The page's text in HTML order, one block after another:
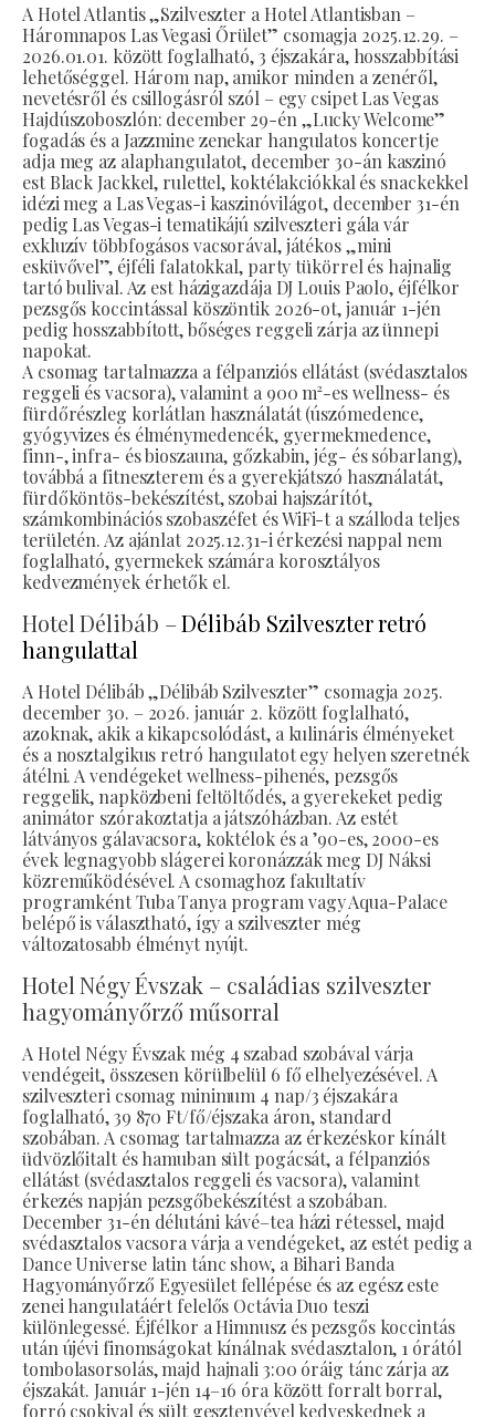
A Hotel Atlantis „Szilveszter a Hotel Atlantisban –
Háromnapos Las Vegasi Őrület” csomagja 2025.12.29. –
2026.01.01. között foglalható, 3 éjszakára, hosszabbítási
lehetőséggel. Három nap, amikor minden a zenéről,
nevetésről és csillogásról szól – egy csipet Las Vegas
Hajdúszoboszlón: december 29-én „Lucky Welcome”
fogadás és a Jazzmine zenekar hangulatos koncertje
adja meg az alaphangulatot, december 30-án kaszinó
est Black Jackkel, rulettel, koktélakciókkal és snackekkel
idézi meg a Las Vegas-i kaszinóvilágot, december 31-én
pedig Las Vegas-i tematikájú szilveszteri gála vár
exkluzív többfogásos vacsorával, játékos „mini
esküvővel”, éjféli falatokkal, party tükörrel és hajnalig
tartó bulival. Az est házigazdája DJ Louis Paolo, éjfélkor
pezsgős koccintással köszöntik 2026-ot, január 1-jén
pedig hosszabbított, bőséges reggeli zárja az ünnepi
napokat.
A csomag tartalmazza a félpanziós ellátást (svédasztalos
reggeli és vacsora), valamint a 900 m²-es wellness- és
fürdőrészleg korlátlan használatát (úszómedence,
gyógyvizes és élménymedencék, gyermekmedence,
finn-, infra- és bioszauna, gőzkabin, jég- és sóbarlang),
továbbá a fitneszterem és a gyerekjátszó használatát,
fürdőköntös-bekészítést, szobai hajszárítót,
számkombinációs szobaszéfet és WiFi-t a szálloda teljes
területén. Az ajánlat 2025.12.31-i érkezési nappal nem
foglalható, gyermekek számára korosztályos
kedvezmények érhetők el.
Hotel Délibáb –Délibáb Szilveszter retró
hangulattal
A Hotel Délibáb „Délibáb Szilveszter” csomagja 2025.
december 30. – 2026. január 2. között foglalható,
azoknak, akik a kikapcsolódást, a kulináris élményeket
és a nosztalgikus retró hangulatot egy helyen szeretnék
átélni. A vendégeket wellness-pihenés, pezsgős
reggelik, napközbeni feltöltődés, a gyerekeket pedig
animátor szórakoztatja a játszóházban. Az estét
látványos gálavacsora, koktélok és a ’90-es, 2000-es
évek legnagyobb slágerei koronázzák meg DJ Náksi
közreműködésével. A csomaghoz fakultatív
programként Tuba Tanya program vagy Aqua-Palace
belépő is választható, így a szilveszter még
változatosabb élményt nyújt.
Hotel Négy Évszak – családias szilveszter
hagyományőrző műsorral
A Hotel Négy Évszak még 4 szabad szobával várja
vendégeit, összesen körülbelül 6 fő elhelyezésével. A
szilveszteri csomag minimum 4 nap/3 éjszakára
foglalható, 39 870 Ft/fő/éjszaka áron, standard
szobában. A csomag tartalmazza az érkezéskor kínált
üdvözlőitalt és hamuban sült pogácsát, a félpanziós
ellátást (svédasztalos reggeli és vacsora), valamint
érkezés napján pezsgőbekészítést a szobában.
December 31-én délutáni kávé–tea házi rétessel, majd
svédasztalos vacsora várja a vendégeket, az estét pedig a
Dance Universe latin tánc show, a Bihari Banda
Hagyományőrző Egyesület fellépése és az egész este
zenei hangulatáért felelős Octávia Duo teszi
különlegessé. Éjfélkor a Himnusz és pezsgős koccintás
után újévi finomságokat kínálnak svédasztalon, 1 órától
tombolasorsolás, majd hajnali 3:00 óráig tánc zárja az
éjszakát. Január 1-jén 14–16 óra között forralt borral,
forró csokival és sült gesztenyével kedveskednek a